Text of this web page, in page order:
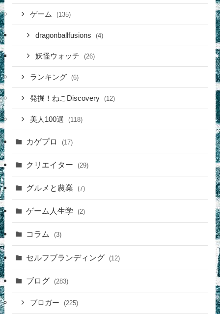
ゲーム (135)
dragonballfusions (4)
妖怪ウォッチ (26)
ランキング (6)
発掘！ねこDiscovery (12)
美人100選 (118)
カゲプロ (17)
クリエイター (29)
グルメと農業 (7)
ゲーム人生学 (2)
コラム (3)
セルフブランディング (12)
ブログ (283)
ブロガー (225)